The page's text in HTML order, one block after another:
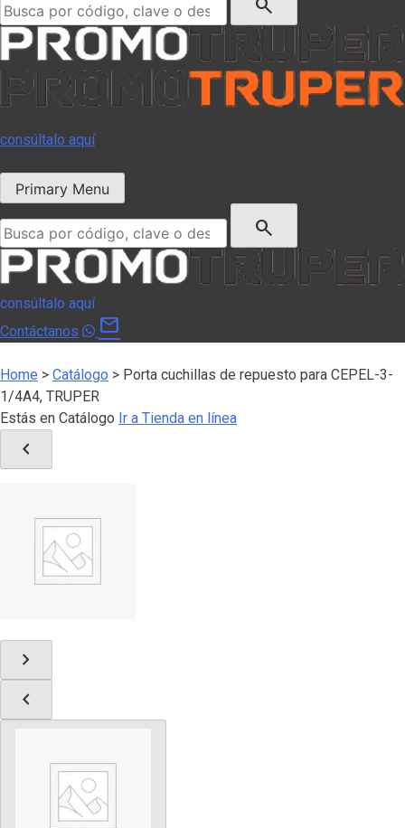
consúltalo aquí
Primary Menu
search
consúltalo aquí
Contáctanos
mail
Home > Catálogo > Porta cuchillas de repuesto para CEPEL-3-
1/4A4, TRUPER
Estás en Catálogo Ir a Tienda en línea
chevron_left
chevron_right
chevron_left